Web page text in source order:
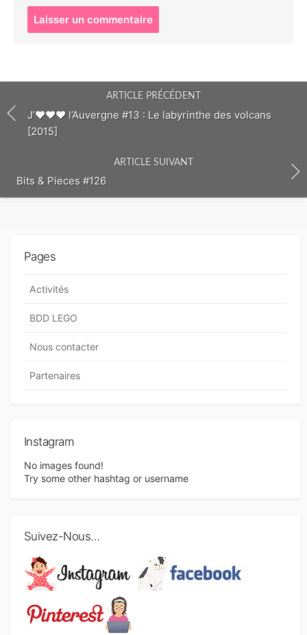
o
m
m
t
ARTICLE PRÉCÉDENT
J’♥♥♥ l’Auvergne #13 : Le labyrinthe des volcans
[2015]
ARTICLE SUIVANT
Bits & Pieces #126
Pages
Activités
BDD LEGO
Nous contacter
Partenaires
Instagram
No images found!
Try some other hashtag or username
Suivez-Nous…